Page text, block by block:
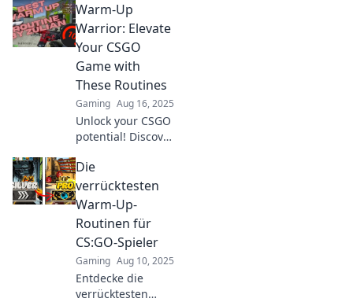
warm-up routines
to boost your skills
and dominate the
competition. Don't
get wrecked!
Warm-Up
Warrior: Elevate
Your CSGO
Game with
These Routines
Gaming Aug 16, 2025
Unlock your CSGO
potential! Discover
routines to boost
your skills and
dominate the
competition in
every match.
Die
verrücktesten
Warm-Up-
Routinen für
CS:GO-Spieler
Gaming Aug 10, 2025
Entdecke die
verrücktesten